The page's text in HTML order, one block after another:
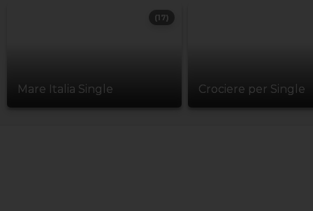
Mare Italia Single
(17)
Crociere per Single